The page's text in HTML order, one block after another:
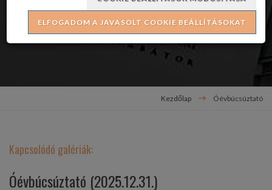
Óévbúcsúztató
Kezdőlap Óévbúcsúztató
Kapcsolódó galériák:
Óévbúcsúztató (2025.12.31.)
ELFOGADOM A JAVASOLT COOKIE BEÁLLÍTÁSOKAT